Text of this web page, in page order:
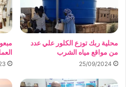
محلية ربك توزع الكلور علي عدد
من مواقع مياه الشرب
25/09/2024